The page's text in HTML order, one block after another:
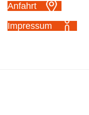
Anfahrt
Impressum